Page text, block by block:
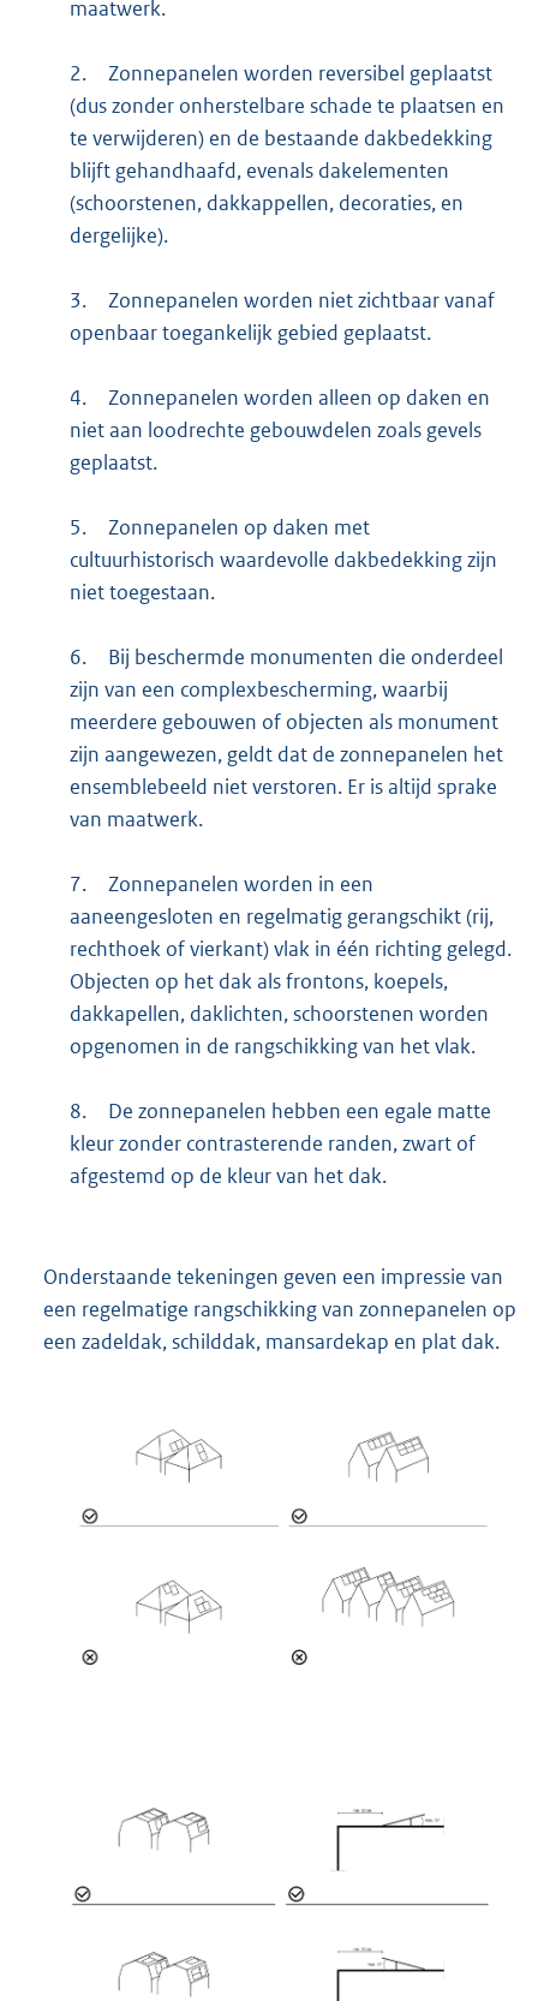
maatwerk.
2.
Zonnepanelen worden reversibel geplaatst
(dus zonder onherstelbare schade te plaatsen en
te verwijderen) en de bestaande dakbedekking
blijft gehandhaafd, evenals dakelementen
(schoorstenen, dakkappellen, decoraties, en
dergelijke).
3.
Zonnepanelen worden niet zichtbaar vanaf
openbaar toegankelijk gebied geplaatst.
4.
Zonnepanelen worden alleen op daken en
niet aan loodrechte gebouwdelen zoals gevels
geplaatst.
5.
Zonnepanelen op daken met
cultuurhistorisch waardevolle dakbedekking zijn
niet toegestaan.
6.
Bij beschermde monumenten die onderdeel
zijn van een complexbescherming, waarbij
meerdere gebouwen of objecten als monument
zijn aangewezen, geldt dat de zonnepanelen het
ensemblebeeld niet verstoren. Er is altijd sprake
van maatwerk.
7.
Zonnepanelen worden in een
aaneengesloten en regelmatig gerangschikt (rij,
rechthoek of vierkant) vlak in één richting gelegd.
Objecten op het dak als frontons, koepels,
dakkapellen, daklichten, schoorstenen worden
opgenomen in de rangschikking van het vlak.
8.
De zonnepanelen hebben een egale matte
kleur zonder contrasterende randen, zwart of
afgestemd op de kleur van het dak.
Onderstaande tekeningen geven een impressie van
een regelmatige rangschikking van zonnepanelen op
een zadeldak, schilddak, mansardekap en plat dak.